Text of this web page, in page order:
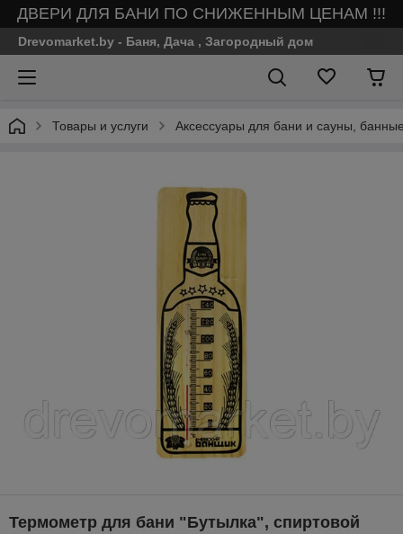
ДВЕРИ ДЛЯ БАНИ ПО СНИЖЕННЫМ ЦЕНАМ !!!
Drevomarket.by - Баня, Дача , Загородный дом
Товары и услуги Аксессуары для бани и сауны,
Термометр для бани "Бутылка", спиртовой